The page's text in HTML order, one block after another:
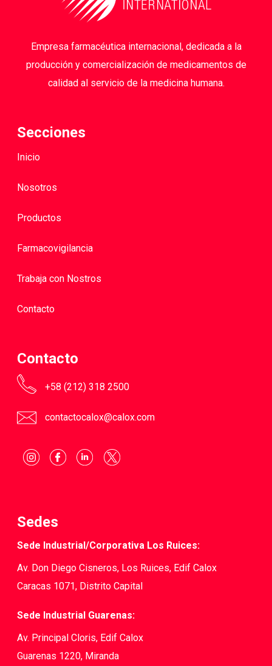
Empresa farmacéutica internacional, dedicada a la
producción y comercialización de medicamentos de
calidad al servicio de la medicina humana.
Secciones
Inicio
Nosotros
Productos
Farmacovigilancia
Trabaja con Nostros
Contacto
Contacto
+58 (212) 318 2500
contactocalox@calox.com
Sedes
Sede Industrial/Corporativa Los Ruices:
Av. Don Diego Cisneros, Los Ruices, Edif Calox
Caracas 1071, Distrito Capital
Sede Industrial Guarenas:
Av. Principal Cloris, Edif Calox
Guarenas 1220, Miranda